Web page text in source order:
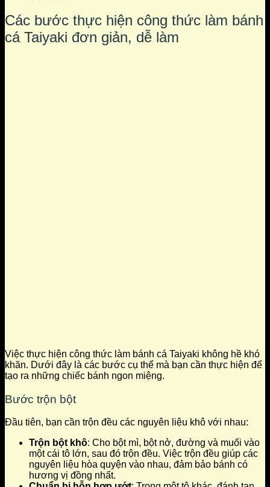
Các bước thực hiện công thức làm bánh
cá Taiyaki đơn giản, dễ làm
Việc thực hiện công thức làm bánh cá Taiyaki không hề khó
khăn. Dưới đây là các bước cụ thể mà bạn cần thực hiện để
tạo ra những chiếc bánh ngon miệng.
Bước trộn bột
Đầu tiên, bạn cần trộn đều các nguyên liệu khô với nhau:
Trộn bột khô: Cho bột mì, bột nở, đường và muối vào
một cái tô lớn, sau đó trộn đều. Việc trộn đều giúp các
nguyên liệu hòa quyện vào nhau, đảm bảo bánh có
hương vị đồng nhất.